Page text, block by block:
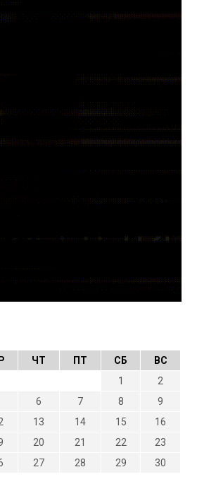
ЧТ ПТ СБ
ВС
1
2
6 7 8
9
13 14 15
16
20 21 22
23
27 28 29
30